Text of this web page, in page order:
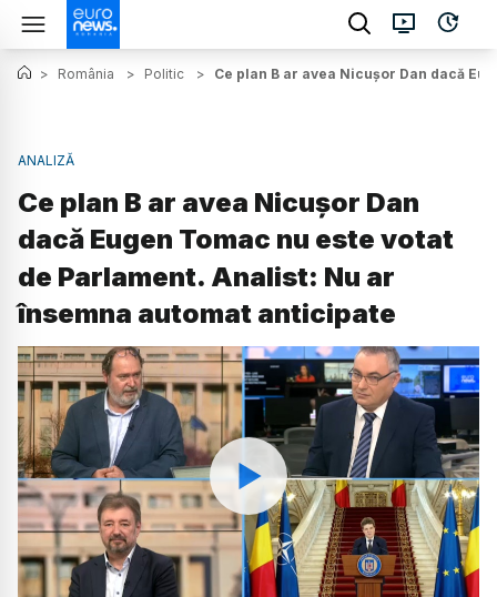
> România > Politic > Ce plan B ar avea Nicușor Dan dacă
ANALIZĂ
Ce plan B ar avea Nicușor Dan
dacă Eugen Tomac nu este votat
de Parlament. Analist: Nu ar
însemna automat anticipate
Watch